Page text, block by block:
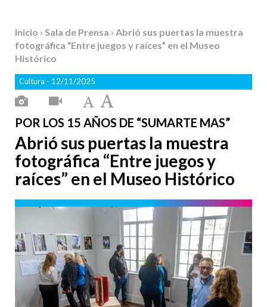
Inicio › Sala de Prensa › Abrió sus puertas la muestra
fotográfica “Entre juegos y raíces” en el Museo
Histórico
Cultura - 12/11/2025
POR LOS 15 AÑOS DE “SUMARTE MAS”
Abrió sus puertas la muestra
fotográfica “Entre juegos y
raíces” en el Museo Histórico